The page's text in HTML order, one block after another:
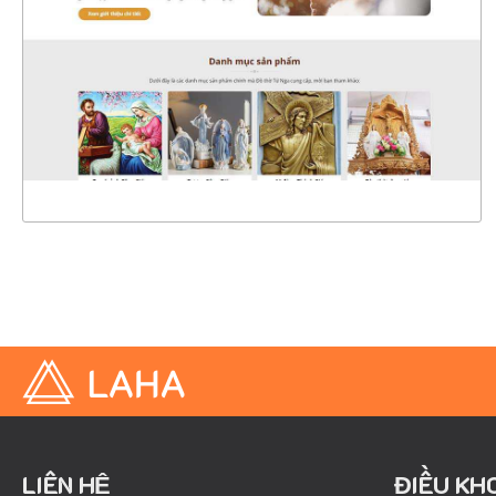
CHI TIẾT
XEM THỰC TẾ
LIÊN HỆ ĐIỀU